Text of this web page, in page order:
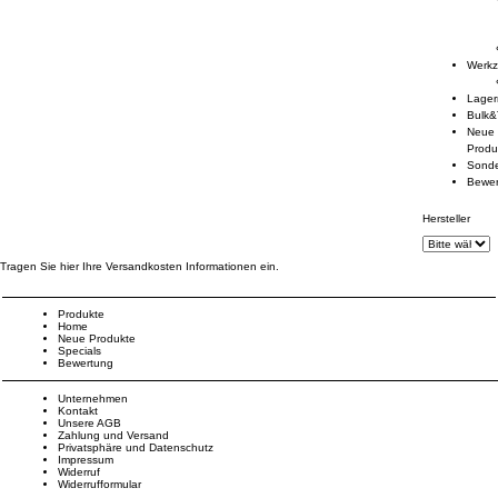
Neue
Hersteller
Tragen Sie hier Ihre Versandkosten Informationen ein.
Produkte
Home
Neue Produkte
Specials
Bewertung
Unternehmen
Kontakt
Unsere AGB
Zahlung und Versand
Privatsphäre und Datenschutz
Impressum
Widerruf
Widerrufformular